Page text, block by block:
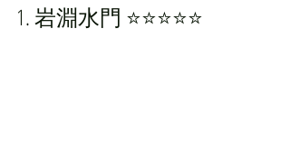
1. 岩淵水門 ⭐️⭐️⭐️⭐️⭐️